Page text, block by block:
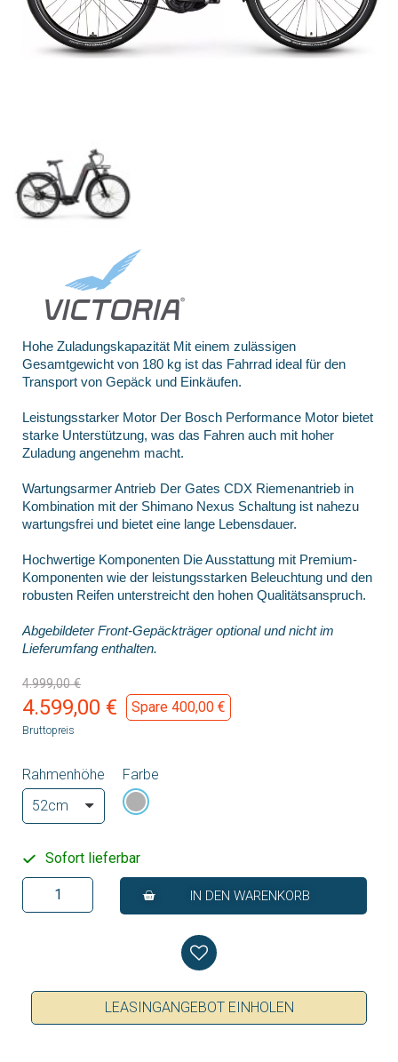
Hohe Zuladungskapazität Mit einem zulässigen
Gesamtgewicht von 180 kg ist das Fahrrad ideal für den
Transport von Gepäck und Einkäufen.
Leistungsstarker Motor Der Bosch Performance Motor bietet
starke Unterstützung, was das Fahren auch mit hoher
Zuladung angenehm macht.
Wartungsarmer Antrieb Der Gates CDX Riemenantrieb in
Kombination mit der Shimano Nexus Schaltung ist nahezu
wartungsfrei und bietet eine lange Lebensdauer.
Hochwertige Komponenten Die Ausstattung mit Premium-
Komponenten wie der leistungsstarken Beleuchtung und den
robusten Reifen unterstreicht den hohen Qualitätsanspruch.
Abgebildeter Front-Gepäckträger optional und nicht im
Lieferumfang enthalten.
4.999,00 €
4.599,00 € Spare 400,00 €
Bruttopreis
Rahmenhöhe Farbe
Sofort lieferbar
IN DEN WARENKORB
LEASINGANGEBOT EINHOLEN